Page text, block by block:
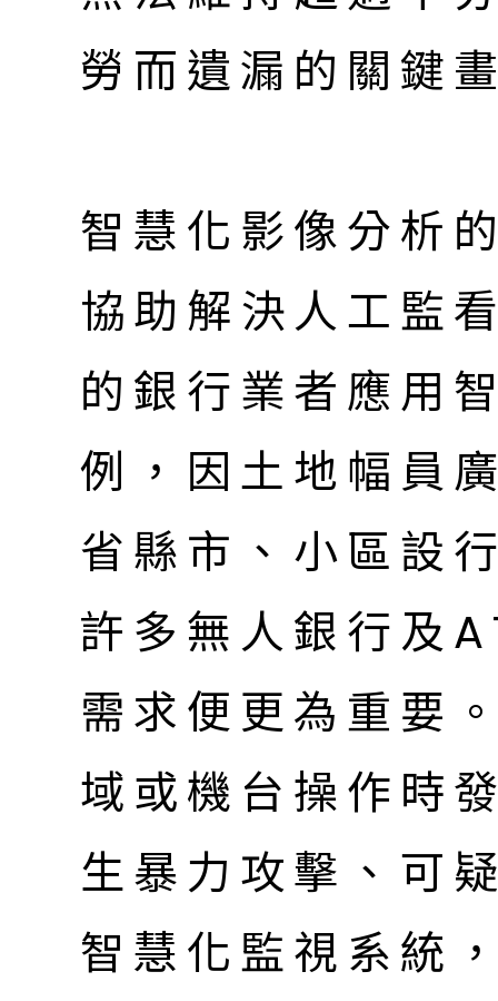
勞而遺漏的關鍵
智慧化影像分析
協助解決人工監
的銀行業者應用
例，因土地幅員
省縣市、小區設
許多無人銀行及
需求便更為重要
域或機台操作時
生暴力攻擊、可
智慧化監視系統